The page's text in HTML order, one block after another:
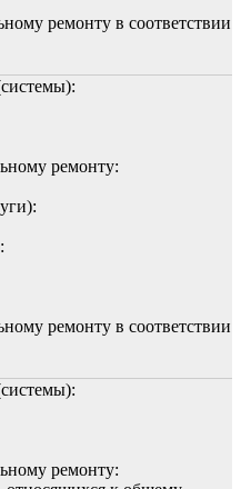
ремонту в соответствии
ремонту:
ремонту в соответствии
ремонту: